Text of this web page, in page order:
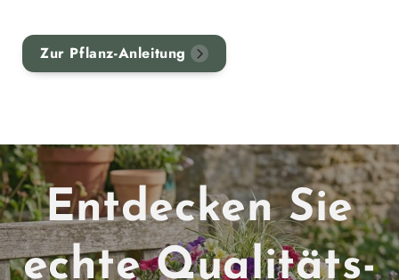
Zur Pflanz-Anleitung
Entdecken Sie
echteQualitäts-